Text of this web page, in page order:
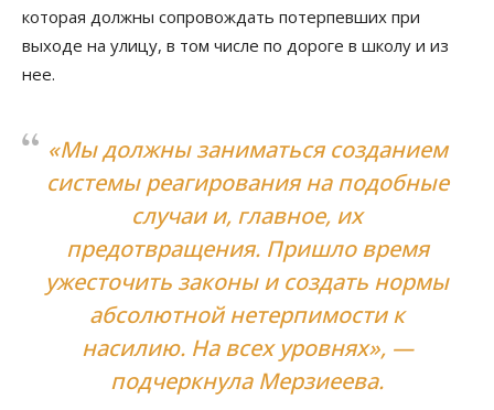
которая должны сопровождать потерпевших при
выходе на улицу, в том числе по дороге в школу и из
нее.
«Мы должны заниматься созданием
системы реагирования на подобные
случаи и, главное, их
предотвращения. Пришло время
ужесточить законы и создать нормы
абсолютной нетерпимости к
насилию. На всех уровнях», —
подчеркнула Мерзиеева.